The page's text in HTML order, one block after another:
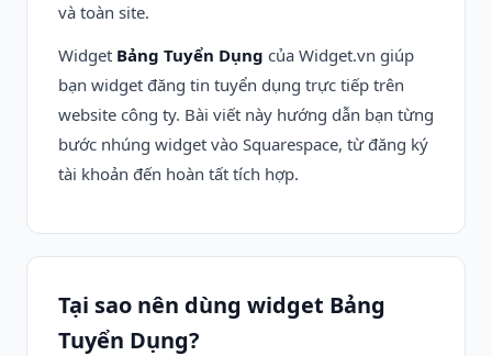
và toàn site.
Widget Bảng Tuyển Dụng của Widget.vn giúp
bạn widget đăng tin tuyển dụng trực tiếp trên
website công ty. Bài viết này hướng dẫn bạn từng
bước nhúng widget vào Squarespace, từ đăng ký
tài khoản đến hoàn tất tích hợp.
Tại sao nên dùng widget Bảng
Tuyển Dụng?